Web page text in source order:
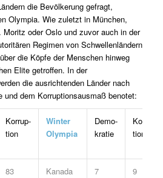
die Bevölkerung gefragt,
Olympia. Wie zuletzt in München,
oder Oslo und zuvor auch in der
Regimen von Schwellenländern
die Köpfe der Menschen hinweg
Elite getroffen. In der
die ausrichtenden Länder nach
und dem Korruptionsausmaß benotet:
Korrup-
tion
Winter
Olympia
Demo-
kratie
Korrup-
tion
83 Kanada 7 9